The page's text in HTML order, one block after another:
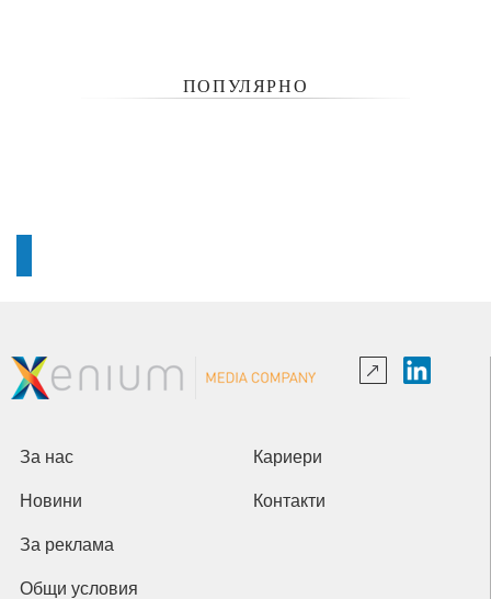
ПОПУЛЯРНО
За нас Кариери
Новини Контакти
За реклама
Общи условия